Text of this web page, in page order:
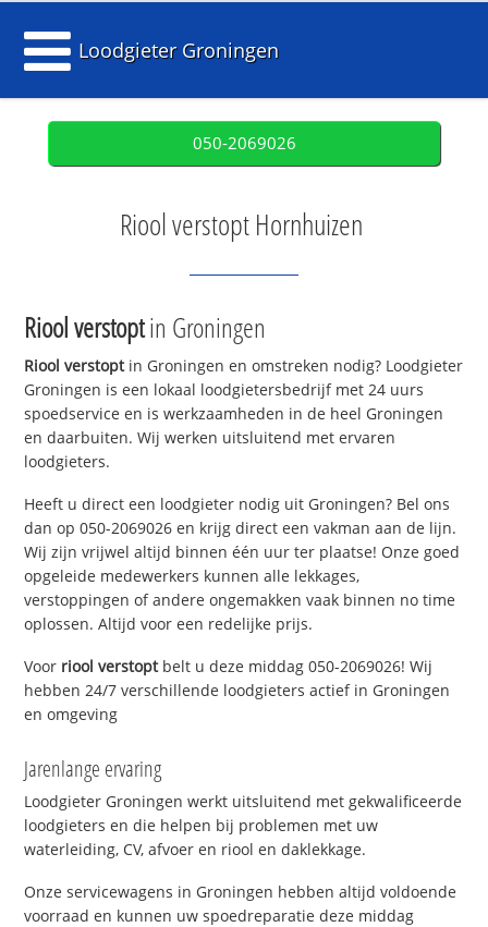
Loodgieter Groningen
050-2069026
Riool verstopt Hornhuizen
Riool verstoptin Groningen
Riool verstoptin Groningen en omstreken nodig? Loodgieter
Groningen is een lokaal loodgietersbedrijf met 24 uurs
spoedservice en is werkzaamheden in de heel Groningen
en daarbuiten. Wij werken uitsluitend met ervaren
loodgieters.
Heeft u direct een loodgieter nodig uit Groningen? Bel ons
dan op 050-2069026 en krijg direct een vakman aan de lijn.
Wij zijn vrijwel altijd binnen één uur ter plaatse! Onze goed
opgeleide medewerkers kunnen alle lekkages,
verstoppingen of andere ongemakken vaak binnen no time
oplossen. Altijd voor een redelijke prijs.
Voor riool verstoptbelt u deze middag 050-2069026! Wij
hebben 24/7 verschillende loodgieters actief in Groningen
en omgeving
Jarenlange ervaring
Loodgieter Groningen werkt uitsluitend met gekwalificeerde
loodgieters en die helpen bij problemen met uw
waterleiding, CV, afvoer en riool en daklekkage.
Onze servicewagens in Groningen hebben altijd voldoende
voorraad en kunnen uw spoedreparatie deze middag